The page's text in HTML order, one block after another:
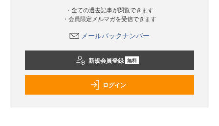
・全ての過去記事が閲覧できます
・会員限定メルマガを受信できます
メールバックナンバー
新規会員登録 無料
ログイン